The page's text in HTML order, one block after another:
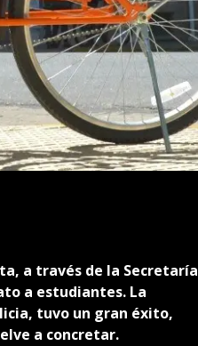
a través de la Secretaría
a estudiantes. La
tuvo un gran éxito,
a concretar.